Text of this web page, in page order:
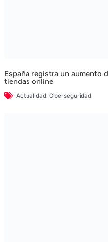
España registra un aumento
tiendas online
Actualidad, Ciberseguridad